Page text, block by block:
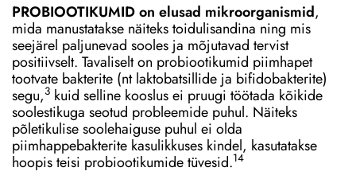
PROBIOOTIKUMID on elusad mikroorganismid,
mida manustatakse näiteks toidulisandina ning mis
seejärel paljunevad sooles ja mõjutavad tervist
positiivselt. Tavaliselt on probiootikumid piimhapet
tootvate bakterite (nt laktobatsillide ja bifidobakterite)
segu,3 kuid selline kooslus ei pruugi töötada kõikide
soolestikuga seotud probleemide puhul. Näiteks
põletikulise soolehaiguse puhul ei olda
piimhappebakterite kasulikkuses kindel, kasutatakse
hoopis teisi probiootikumide tüvesid.14